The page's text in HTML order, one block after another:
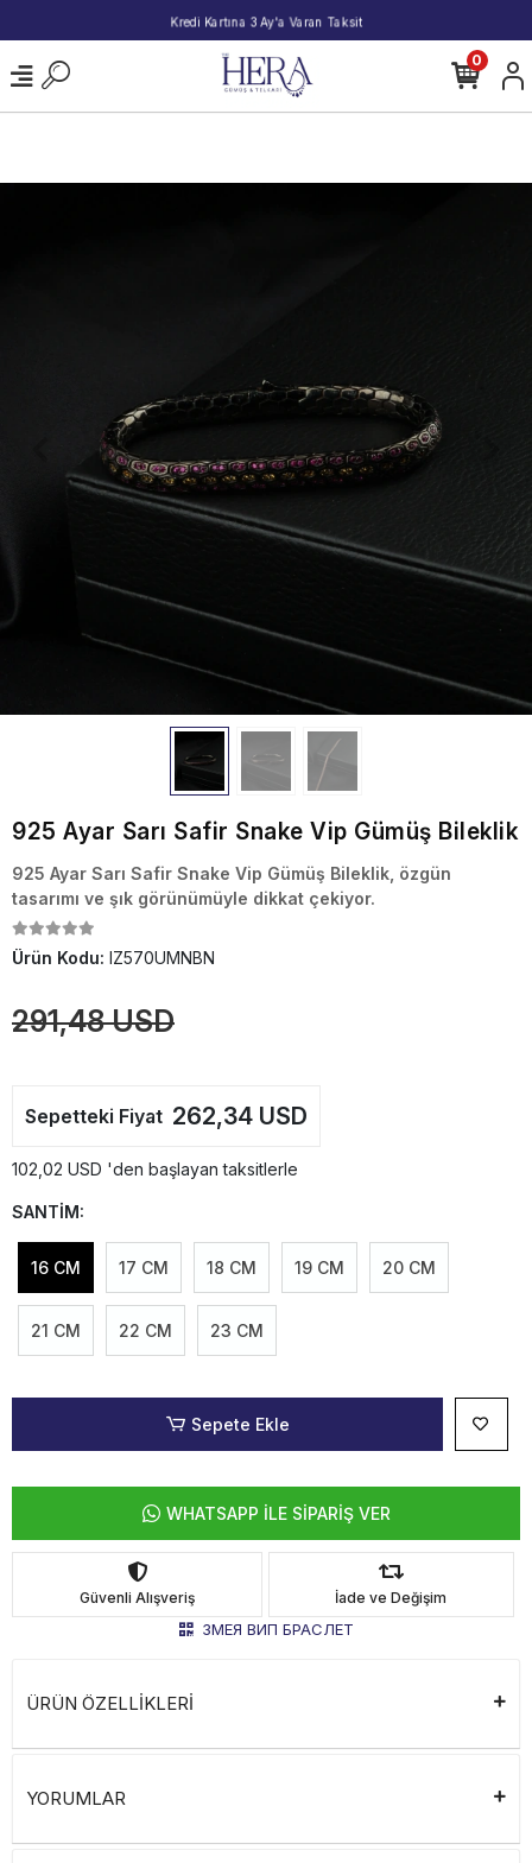
2000 TL ve Üzeri Alışverişlerde Kargo Bedava!
0
925 Ayar Sarı Safir Snake Vip Gümüş Bileklik
925 Ayar Sarı Safir Snake Vip Gümüş Bileklik, özgün
tasarımı ve şık görünümüyle dikkat çekiyor.
Ürün Kodu: IZ570UMNBN
291,48 USD
Sepetteki Fiyat 262,34 USD
102,02 USD 'den başlayan taksitlerle
SANTİM:
16 CM 17 CM 18 CM 19 CM 20 CM
21 CM 22 CM 23 CM
Sepete Ekle
WHATSAPP İLE SİPARİŞ VER
Güvenli Alışveriş İade ve Değişim
ЗМЕЯ ВИП БРАСЛЕТ
ÜRÜN ÖZELLİKLERİ
YORUMLAR